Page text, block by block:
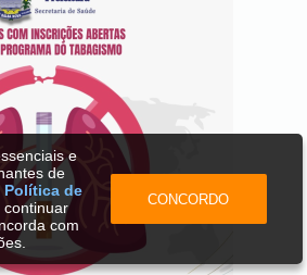
e
de
Política de
com
CONCORDO